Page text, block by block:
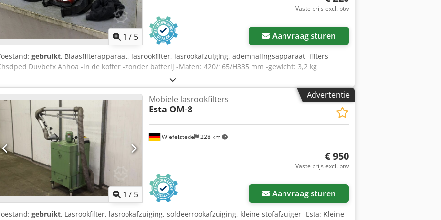
MET* Complete afzuigunit met geplaatste cartridge en voorfilter. Zonder afzuigarm en slang.
Standaard uitlaat Ø160 mm. *LOCATIE & CONTACT* Te bezichtigen in regio 49, postcode 49000.
Eenvoudig te laden door één persoon: 95 kg op wielen. Chedpjzaivgjfx Ahhoa
1 / 5
Vaste prijs excl. btw
Aanvraag sturen
gebruikt, Blaasfilterapparaat, lasrookfilter, lasrookafzuiging, ademhalingsapparaat -filters
Duvbefx Ahhoa -in de koffer -zonder batterij -Maten: 420/165/H335 mm -gewicht: 3,2 kg
Advertentie
1 / 5
Wiefelstede 228 km
Mobiele lasrookfilters
Esta OM-8
€ 950
Vaste prijs excl. btw
Aanvraag sturen
gebruikt, Lasrookfilter, lasrookafzuiging, soldeerrookafzuiging, kleine stofafzuiger -Esta: Kleine